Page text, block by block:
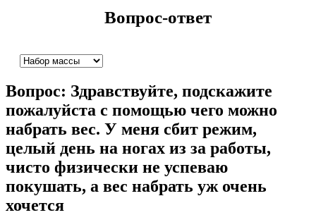
Кальций
Селен
Здоровье и красота
НАЗАД
Мужское здоровье
Scitec Nutrition
SNT
Sportinia
Trace Minerals
USN
Вопрос-ответ
Вопрос: Здравствуйте, подскажите
пожалуйста с помощью чего можно
набрать вес. У меня сбит режим,
целый день на ногах из за работы,
чисто физически не успеваю
покушать, а вес набрать уж очень
хочется